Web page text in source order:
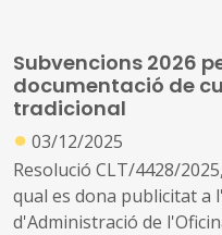
competitiva, per a la
d'imatgeria festiva i de la
cultura popular i
872244)
Subvencions 2026
documentació de
tradicional
● 03/12/2025
Resolució CLT/4428/
qual es dona publicitat a
d'Administració de